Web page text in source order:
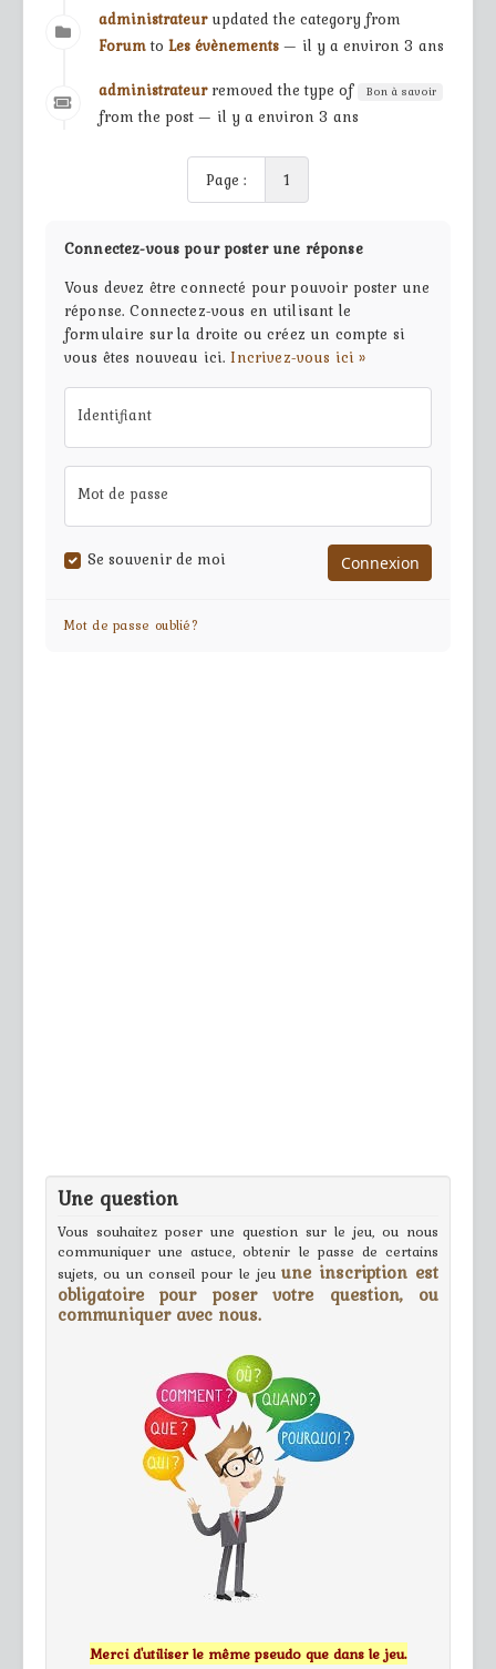
administrateur updated the category from
Forumto Les évènements — il y a environ 3 ans
administrateur removed the type of Bon à savoir
from the post — il y a environ 3 ans
Page : 1
Connectez-vous pour poster une réponse
Vous devez être connecté pour pouvoir poster une
réponse. Connectez-vous en utilisant le
formulaire sur la droite ou créez un compte si
vous êtes nouveau ici.Incrivez-vous ici »
Identifiant
Mot de passe
Se souvenir de moi
Mot de passe oublié?
Une question
Vous souhaitez poser une question sur le jeu, ou nous
communiquer une astuce, obtenir le passe de certains
sujets, ou un conseil pour le jeuune inscription est
obligatoire pour poser votre question, ou
communiquer avec nous.
Merci d'utiliser le même pseudo que dans le jeu.